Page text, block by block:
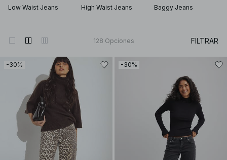
Low Waist Jeans High Waist Jeans Baggy Jeans
128 Opciones FILTRAR
-30% -30%